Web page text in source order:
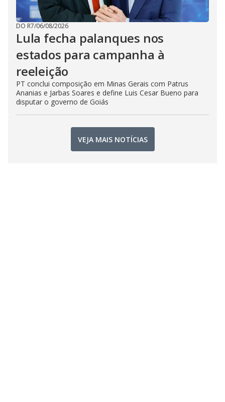
DO R7/06/08/2026
Lula fecha palanques nos
estados para campanha à
reeleição
PT conclui composição em Minas Gerais com Patrus
Ananias e Jarbas Soares e define Luis Cesar Bueno para
disputar o governo de Goiás
VEJA MAIS NOTÍCIAS